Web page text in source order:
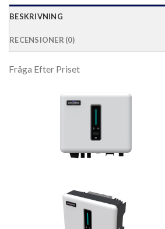
BESKRIVNING
RECENSIONER (0)
Fråga Efter Priset